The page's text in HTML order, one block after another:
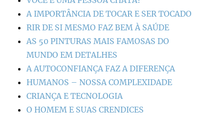
A IMPORTÂNCIA DE TOCAR E SER TOCADO
RIR DE SI MESMO FAZ BEM À SAÚDE
AS 50 PINTURAS MAIS FAMOSAS DO
MUNDO EM DETALHES
A AUTOCONFIANÇA FAZ A DIFERENÇA
HUMANOS – NOSSA COMPLEXIDADE
CRIANÇA E TECNOLOGIA
O HOMEM E SUAS CRENDICES